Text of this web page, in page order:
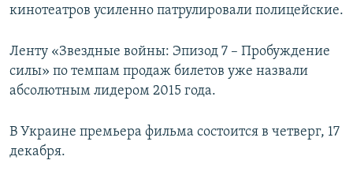
кинотеатров усиленно патрулировали полицейские.
Ленту «Звездные войны: Эпизод 7 – Пробуждение
силы» по темпам продаж билетов уже назвали
абсолютным лидером 2015 года.
В Украине премьера фильма состоится в четверг, 17
декабря.